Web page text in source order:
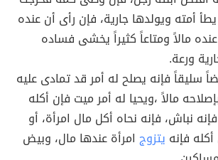
أمته ويولدها جارية، فإن رأى أن عنده
مالاً ومتاعاً كثيراً يخشى فساده
ورعة.
سليقاً فإنه يصلح له أمر قد تمادى عليه
مالاً ،ويحيا له أمر ميت فإن أكله
نباش، فإنه نحاه أكل مال امرأة، أو
فإنه يتزوجامرأة عندها مال، وبيض